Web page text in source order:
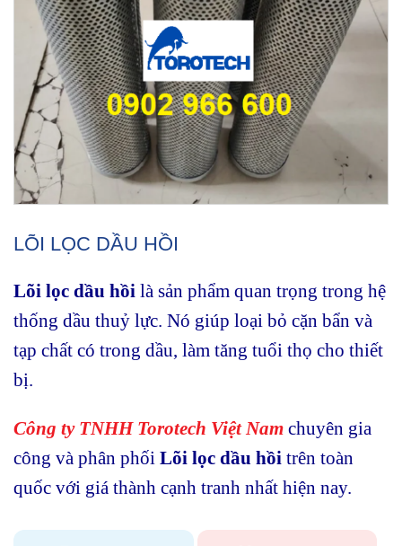
LÕI LỌC DẦU HỒI
Lõi lọc dầu hồi là sản phẩm quan trọng trong hệ
thống dầu thuỷ lực. Nó giúp loại bỏ cặn bẩn và
tạp chất có trong dầu, làm tăng tuổi thọ cho thiết
bị.
Công ty TNHH Torotech Việt Nam chuyên gia
công và phân phối Lõi lọc dầu hồi trên toàn
quốc với giá thành cạnh tranh nhất hiện nay.